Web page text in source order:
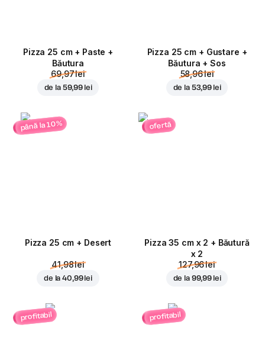
Pizza 25 cm + Paste +
Băutura
69,97 lei
de la 59,99 lei
Pizza 25 cm + Gustare +
Băutura + Sos
58,96 lei
de la 53,99 lei
până la 10%
Pizza 25 cm + Desert
41,98 lei
de la40,99 lei
ofertă
Pizza 35 cm x 2 + Băutură
x 2
127,96 lei
de la 99,99 lei
profitabil profitabil